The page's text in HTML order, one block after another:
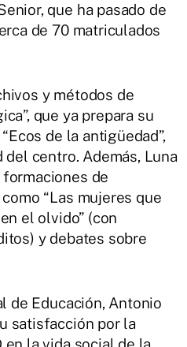
que ha pasado de
de 70 matriculados
y métodos de
que ya prepara su
de la antigüedad”,
centro. Además, Luna
de
“Las mujeres que
el olvido” (con
y debates sobre
de Educación, Antonio
satisfacción por la